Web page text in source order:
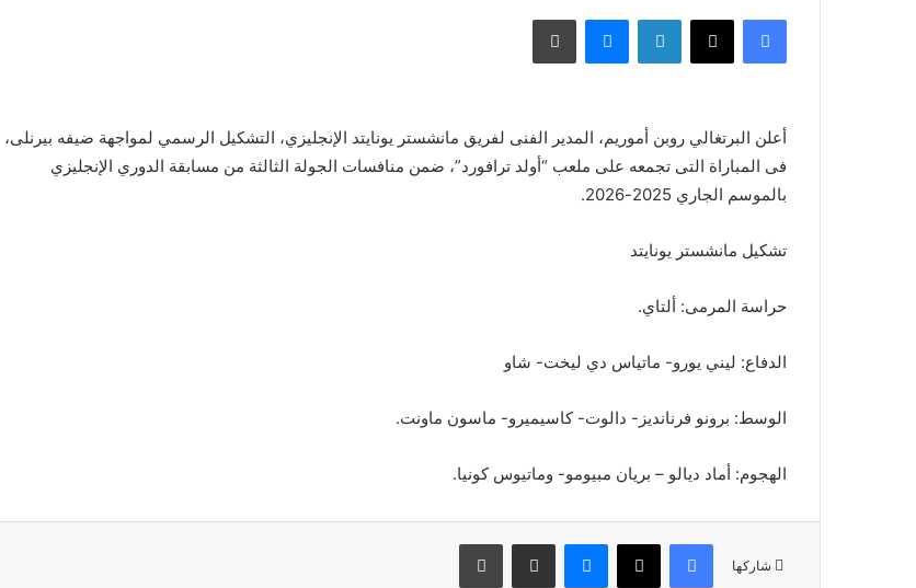
فيسبوك X لينكدإن ماسنجر طباعة
أعلن البرتغالي روبن أموريم، المدير الفنى لفريق مانشستر يونايتد الإنجليزي، التشكيل الرسمي لمواجهة ضيفه بيرنلى،
فى المباراة التى تجمعه على ملعب “أولد ترافورد”، ضمن منافسات الجولة الثالثة من مسابقة الدوري الإنجليزي
بالموسم الجاري 2025-2026.
تشكيل مانشستر يونايتد
حراسة المرمى: ألتاي.
الدفاع: ليني يورو- ماتياس دي ليخت- شاو
الوسط: برونو فرنانديز- دالوت- كاسيميرو- ماسون ماونت.
الهجوم: أماد ديالو – بريان مبيومو- وماتيوس كونيا.
شاركها
فيسبوك X ماسنجر مشاركة عبر البريد طباعة